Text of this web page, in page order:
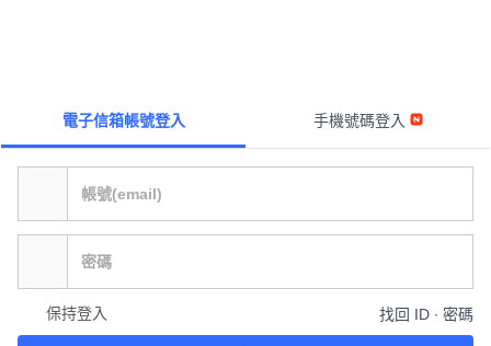
電子信箱帳號登入 手機號碼登入
保持登入 找回 ID ∙ 密碼